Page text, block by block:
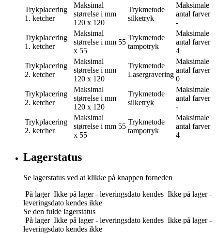
Trykplacering
1. ketcher
Maksimal
størrelse i mm
120 x 120
Trykmetode
silketryk
Maksimale
antal farver
-
Trykplacering
1. ketcher
Maksimal
størrelse i mm 55
x 55
Trykmetode
tampotryk
Maksimale
antal farver
4
Trykplacering
2. ketcher
Maksimal
størrelse i mm
120 x 120
Trykmetode
Lasergravering
Maksimale
antal farver
0
Trykplacering
2. ketcher
Maksimal
størrelse i mm
120 x 120
Trykmetode
silketryk
Maksimale
antal farver
-
Trykplacering
2. ketcher
Maksimal
størrelse i mm 55
x 55
Trykmetode
tampotryk
Maksimale
antal farver
4
Lagerstatus
Se lagerstatus ved at klikke på knappen forneden
På lager Ikke på lager - leveringsdato kendes Ikke på lager -
leveringsdato kendes ikke
Se den fulde lagerstatus
På lager Ikke på lager - leveringsdato kendes Ikke på lager -
leveringsdato kendes ikke